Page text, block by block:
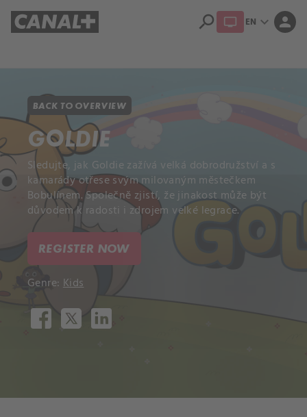
search EN expand_more person
BACK TO OVERVIEW
GOLDIE
Sledujte, jak Goldie zažívá velká dobrodružství a s
kamarády otřese svým milovaným městečkem
Bobulínem. Společně zjistí, že jinakost může být
důvodem k radosti i zdrojem velké legrace.
REGISTER NOW
Genre: Kids